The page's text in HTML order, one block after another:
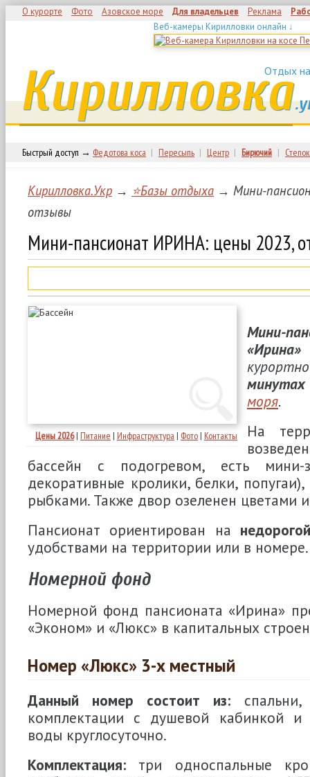
О курорте Фото Азовское море Для владельцев Реклама
Веб-камеры Кирилловки онлайн ↓
Отдых
Кирилловка
Быстрый доступ → Федотова коса | Пересыпь | Центр | Бирючий | Степок
Кирилловка.Укр → ⭐Базы отдыха → Мини-
отзывы
Мини-пансионат ИРИНА: цены 2023,
Цены 2026| Питание | Инфраструктура | Фото | Контакты
Мини-
«Ирина»
минутах
моря.
На
бассейн с подогревом, есть мини-
декоративные кролики, белки,
рыбками. Также двор озеленен цветами
Пансионат ориентирован на
удобствами на территории или в номере.
Номерной фонд
Номерной фонд пансионата «Ирина»
«Эконом» и «Люкс» в капитальных
Номер «Люкс» 3-х местный
Данный номер состоит из:
комплектации с душевой кабинкой и
воды круглосуточно.
Комплектация: три односпальные